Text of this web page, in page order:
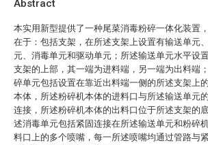
Abstract
本实用新型提供了一种尾菜消毒粉碎一体化装置
在于：包括支架，在所述支架上设置有输送单元
元、消毒单元和驱动单元；所述输送单元水平设
支架的上部，其一端为进料端，另一端为出料端
碎单元包括设置在靠近出料端一侧的所述支架上
本体，所述粉碎机本体的进料口与所述输送单元
连接，所述粉碎机本体的出料口位于所述支架的
述消毒单元包括紧固连接在所述输送单元和粉碎
料口上的多个喷嘴，每一所述喷嘴均通过管路与